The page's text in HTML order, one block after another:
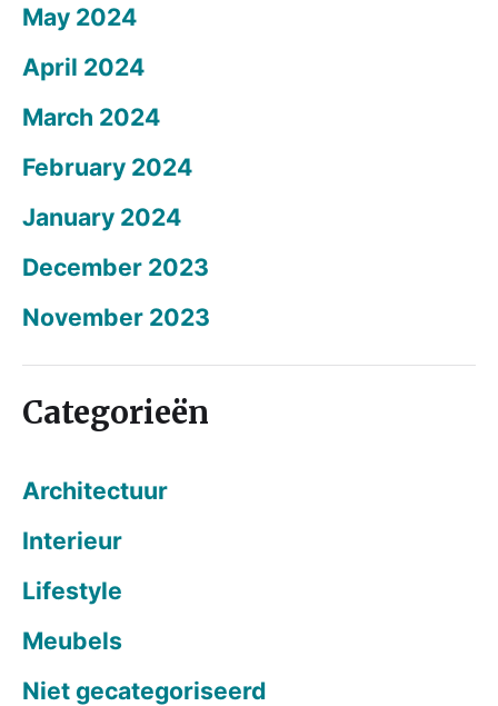
May 2024
April 2024
March 2024
February 2024
January 2024
December 2023
November 2023
Categorieën
Architectuur
Interieur
Lifestyle
Meubels
Niet gecategoriseerd